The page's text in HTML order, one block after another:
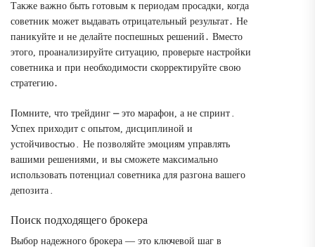
Также важно быть готовым к периодам просадки, когда
советник может выдавать отрицательный результат․ Не
паникуйте и не делайте поспешных решений․ Вместо
этого, проанализируйте ситуацию, проверьте настройки
советника и при необходимости скорректируйте свою
стратегию․
Помните, что трейдинг ⎼ это марафон, а не спринт․
Успех приходит с опытом, дисциплиной и
устойчивостью․ Не позволяйте эмоциям управлять
вашими решениями, и вы сможете максимально
использовать потенциал советника для разгона вашего
депозита․
Поиск подходящего брокера
Выбор надежного брокера ― это ключевой шаг в